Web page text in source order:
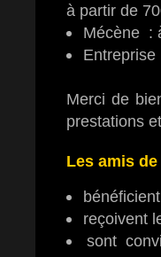
à partir de
Mécène :
Entreprise
Merci de
prestations
Les amis de
reçoivent
sont